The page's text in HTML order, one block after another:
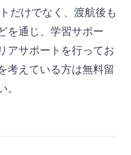
だけでなく、渡航後も
を通じ、学習サポー
アサポートを行ってお
考えている方は無料留
。